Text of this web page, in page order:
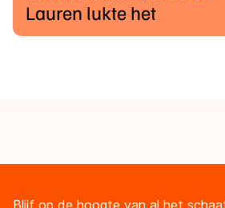
Lauren lukte het
Blijf op de hoogte van al het